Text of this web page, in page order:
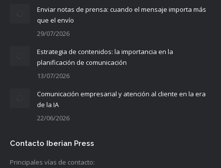
Enviar notas de prensa: cuando el mensaje importa más
que el envío
29/07/2026
Estrategia de contenidos: la importancia en la
planificación de comunicación
13/07/2026
Comunicación empresarial y atención al cliente en la era
de la IA
22/06/2026
Contacto Iberian Press
Principales vías de contacto: